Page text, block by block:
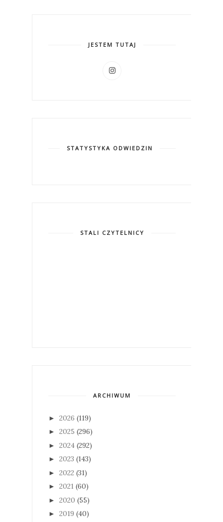
JESTEM TUTAJ
STATYSTYKA ODWIEDZIN
STALI CZYTELNICY
ARCHIWUM
► 2026 (119)
► 2025 (296)
► 2024 (292)
► 2023 (143)
► 2022 (31)
► 2021 (60)
► 2020 (55)
► 2019 (40)